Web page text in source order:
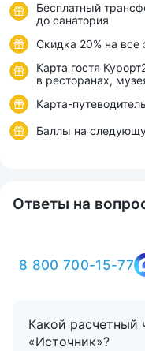
Бесплатный
до санатория
Скидка 20% на все
Карта гостя
в ресторанах,
Карта-
Баллы на
Ответы на
8 800 700-15-77
Какой расчетный
«Источник»?